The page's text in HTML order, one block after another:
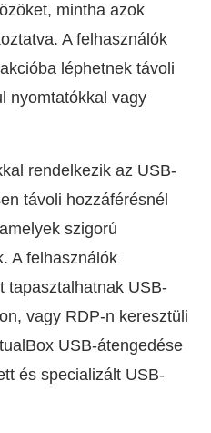
mintha azok
A felhasználók
léphetnek távoli
nyomtatókkal vagy
rendelkezik az USB-
távoli hozzáférésnél
szigorú
A felhasználók
tapasztalhatnak USB-
vagy RDP-n keresztüli
USB-átengedése
és specializált USB-